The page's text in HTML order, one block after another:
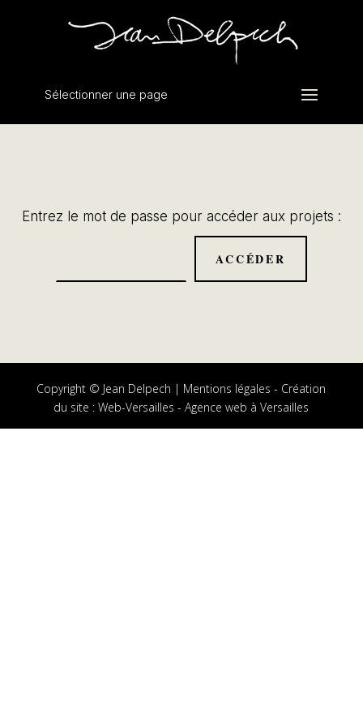
Sélectionner une page
Entrez le mot de passe pour accéder aux projets :
Copyright © Jean Delpech | Mentions légales - Création
du site :Web-Versailles - Agence web à Versailles